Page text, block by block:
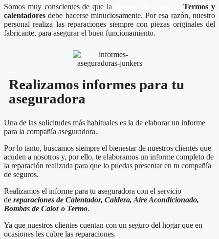
Somos muy conscientes de que la
,Termos y
calentadores debe hacerse minuciosamente. Por esa razón, nuestro
personal realiza las reparaciones siempre con piezas originales del
fabricante, para asegurar el buen funcionamiento.
Realizamos informes para tu
aseguradora
Una de las solicitudes más habituales es la de elaborar un informe
para la compañía aseguradora.
Por lo tanto, buscamos siempre el bienestar de nuestros clientes que
acuden a nosotros y, por ello, te elaboramos un informe completo de
la reparación realizada para que lo puedas presentar en tu compañía
de seguros.
Realizamos el informe para tu aseguradora con el servicio
de reparaciones de Calentador, Caldera, Aire Acondicionado,
Bombas de Calor o Termo.
Ya que nuestros clientes cuentan con un seguro del hogar que en
ocasiones les cubre las reparaciones.